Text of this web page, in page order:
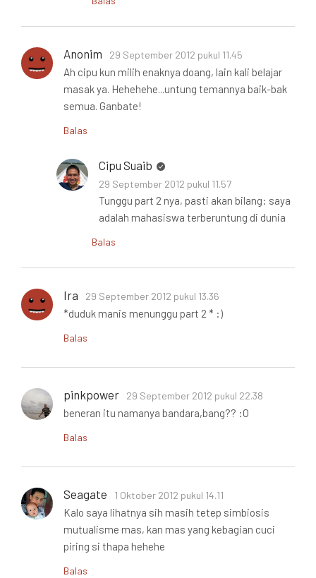
Anonim 29 September 2012 pukul 11.45
Ah cipu kun milih enaknya doang, lain kali belajar
masak ya. Hehehehe...untung temannya baik-bak
semua. Ganbate!
Balas
Cipu Suaib
29 September 2012 pukul 11.57
Tunggu part 2 nya, pasti akan bilang: saya
adalah mahasiswa terberuntung di dunia
Balas
Ira 29 September 2012 pukul 13.36
*duduk manis menunggu part 2 * :)
Balas
pinkpower 29 September 2012 pukul 22.38
beneran itu namanya bandara,bang?? :O
Balas
Seagate 1 Oktober 2012 pukul 14.11
Kalo saya lihatnya sih masih tetep simbiosis
mutualisme mas, kan mas yang kebagian cuci
piring si thapa hehehe
Balas